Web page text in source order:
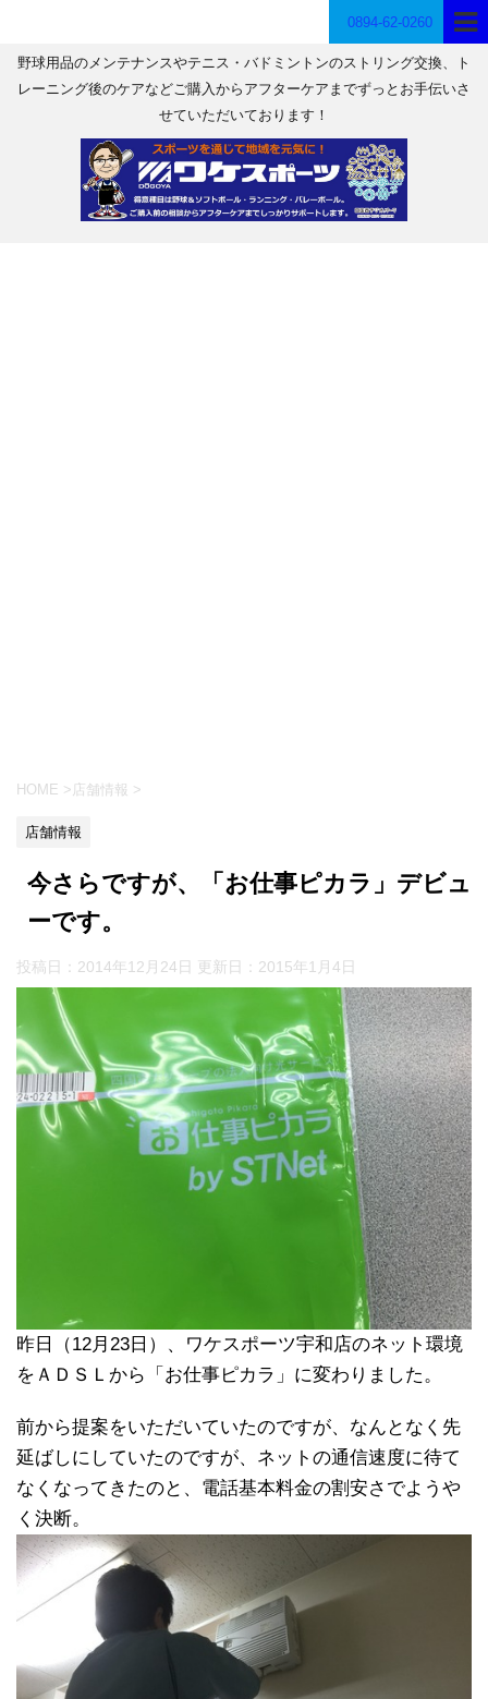
0894-62-0260
野球用品のメンテナンスやテニス・バドミントンのストリング交換、ト
レーニング後のケアなどご購入からアフターケアまでずっとお手伝いさ
せていただいております！
HOME > 店舗情報 >
店舗情報
今さらですが、「お仕事ピカラ」デビュ
ーです。
投稿日：2014年12月24日 更新日： 2015年1月4日
昨日（12月23日）、ワケスポーツ宇和店のネット環境
をＡＤＳＬから「お仕事ピカラ」に変わりました。
前から提案をいただいていたのですが、なんとなく先
延ばしにしていたのですが、ネットの通信速度に待て
なくなってきたのと、電話基本料金の割安さでようや
く決断。